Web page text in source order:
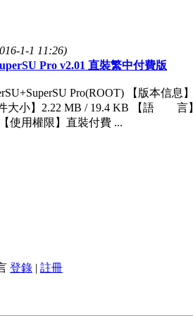
1-1 11:26)
Pro v2.01 直裝繁中付費版
Pro(ROOT) 【版本信息】
大小】2.22 MB / 19.4 KB 【語 言
使用權限】直裝付費 ...
登錄 | 註冊